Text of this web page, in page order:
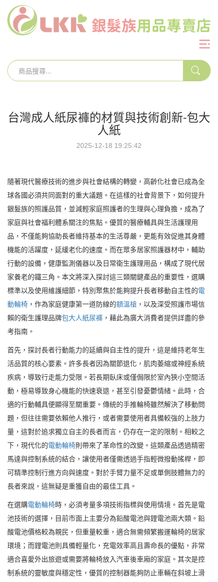
台灣成人紙尿褲的材質與技術創新-包大
人紙
2025-12-18 19:25:42
隨著現代醫療技術的進步與社會結構的轉變，高齡化社會已成為全
球各國必須共同面對的重大議題。在這樣的社會背景下，如何提升
銀髮族的照護品質，並減輕家庭照護者的生理與心理負擔，成為了
家庭與社會福利體系關注的焦點。優質的醫療輔具與生活護理用
品，不僅能夠協助長者維持基本的生活尊嚴，更能有效促進其身體
機能的活躍度，延緩老化的速度。而在眾多居家照護器材中，輔助
行動的設備，健康監測儀器以及日常衛生護理用品，構成了現代居
家養老的鐵三角。本文將深入探討這三類關鍵產品的重要性，選購
標準以及使用維護細節，特別聚焦於能夠提升長者移動自主性的電
動輪椅 ，作為家庭健康第一道防線的額溫槍 ，以及深受照護市場信
賴的衛生護理品牌包大人紙尿褲 ，藉此為廣大消費者提供詳盡的參
考指南。
首先，探討長者行動能力的延續與自主性的提升，這是維持老年生
活品質的核心要素。許多長者因為關節退化，肌肉萎縮或神經系統
疾病，導致行走能力受限。若長期臥床或僅侷限於室內狹小空間活
動，極易導致身心機能的快速衰退，甚至引發憂鬱情緒。此時，合
適的行動輔具便顯得至關重要。傳統的手推輪椅雖然解決了移動問
題，但往往需要依賴他人推行，或者需要使用者具備較強的上肢力
量，這對於追求獨立自主的長者而言，仍存在一定的限制。相較之
下，現代化的電動輪椅則帶來了革命性的改變。這類產品透過精密
馬達與控制系統的結合，讓使用者僅需透過手指輕微撥動搖桿，即
可精準控制行進方向與速度。對於手臂力量不足或單側肢體無力的
長者來說，這無疑是重獲自由的最佳工具。
在選購電動輪椅時，必須考量多項技術指標與使用情境。首先是電
池技術的選擇，目前市面上主要分為鉛酸電池與鋰電池兩大類。鉛
酸電池價格較為親民，但重量較重，適合無需頻繁搬運輪椅的居家
環境；而鋰電池則具備輕量化，充電效率高且壽命長的優點，非常
適合喜愛外出旅遊或需要將輪椅放入汽車後車廂的家庭。其次是控
制系統的靈敏度與穩定性，優質的控制器能夠防止車輛在斜坡上滑